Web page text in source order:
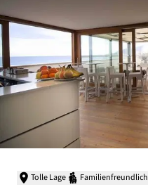
Tolle Lage Familienfreundlich